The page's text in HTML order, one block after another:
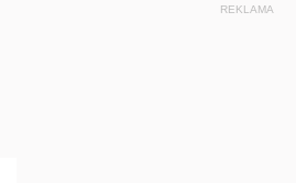
REKLAMA